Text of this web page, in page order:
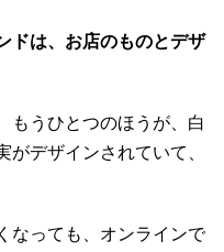
ドは、お店のものとデザ
もうひとつのほうが、白
デザインされていて、
なっても、オンラインで